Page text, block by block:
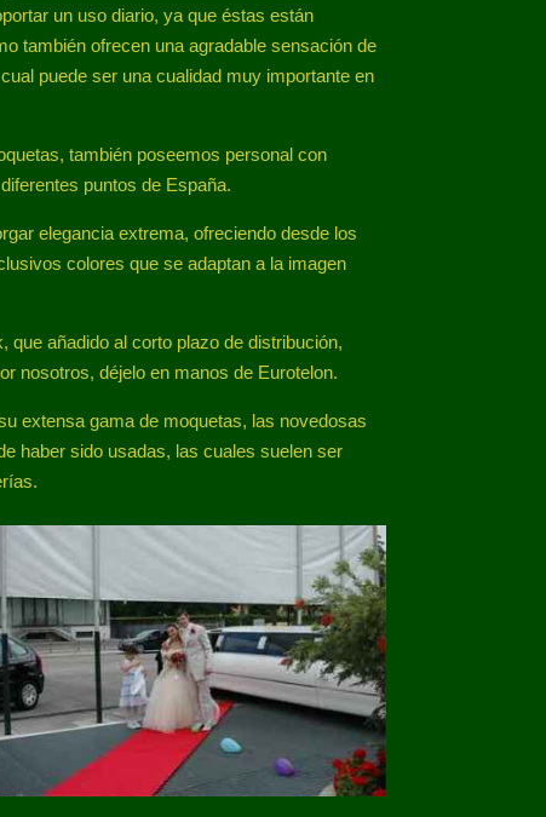
un uso diario, ya que éstas están
también ofrecen una agradable sensación de
puede ser una cualidad muy importante en
también poseemos personal con
puntos de España.
elegancia extrema, ofreciendo desde los
colores que se adaptan a la imagen
añadido al corto plazo de distribución,
nosotros, déjelo en manos de Eurotelon.
extensa gama de moquetas, las novedosas
haber sido usadas, las cuales suelen ser